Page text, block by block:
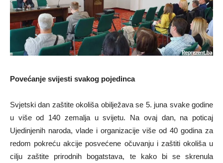
Povećanje svijesti svakog pojedinca
Svjetski dan zaštite okoliša obilježava se 5. juna svake godine
u više od 140 zemalja u svijetu. Na ovaj dan, na poticaj
Ujedinjenih naroda, vlade i organizacije više od 40 godina za
redom pokreću akcije posvećene očuvanju i zaštiti okoliša u
cilju zaštite prirodnih bogatstava, te kako bi se skrenula